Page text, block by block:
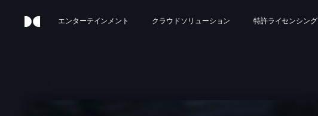
エンターテインメント クラウドソリューション 特許ライセンシング